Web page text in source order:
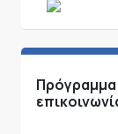
Πρόγραμμα